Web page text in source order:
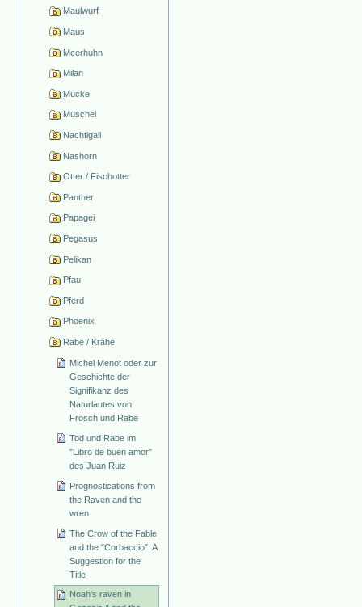
Maulwurf
Maus
Meerhuhn
Milan
Mücke
Muschel
Nachtigall
Nashorn
Otter / Fischotter
Panther
Papagei
Pegasus
Pelikan
Pfau
Pferd
Phoenix
Rabe / Krähe
Michel Menot oder zur
Geschichte der
Signifikanz des
Naturlautes von
Frosch und Rabe
Tod und Rabe im
"Libro de buen amor"
des Juan Ruiz
Prognostications from
the Raven and the
wren
The Crow of the Fable
and the "Corbaccio". A
Suggestion for the
Title
Noah's raven in